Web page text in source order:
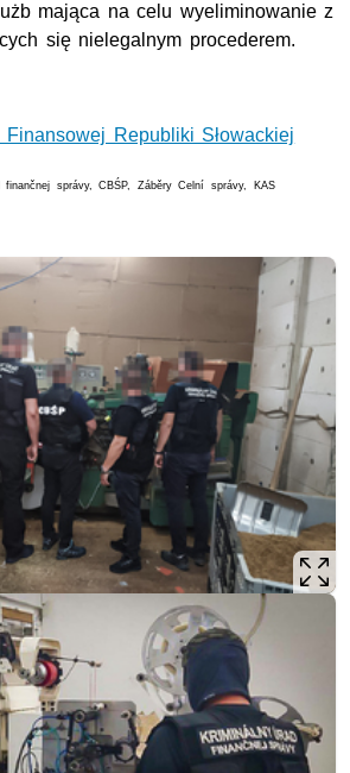
mająca na celu wyeliminowanie z
się nielegalnym procederem.
Republiki Słowackiej
finančnej správy, CBŚP, Záběry Celní správy, KAS